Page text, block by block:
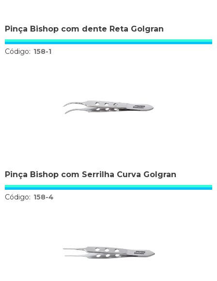
Pinça Bishop com dente Reta Golgran
Código: 158-1
Pinça Bishop com Serrilha Curva Golgran
Código: 158-4